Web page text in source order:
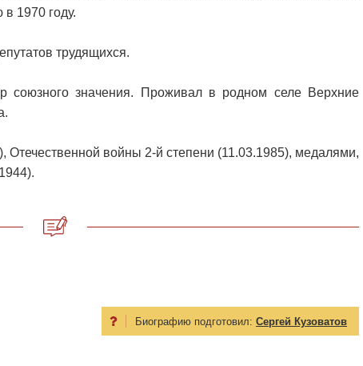
1970 году.
трудящихся.
союзного значения. Проживал в родном селе Верхние
войны 2-й степени (11.03.1985), медалями,
Биографию подготовил: Сергей Кузоватов